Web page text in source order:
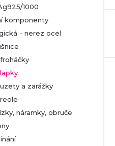
1000
komponenty
- nerez ocel
a zarážky
náramky, obruče